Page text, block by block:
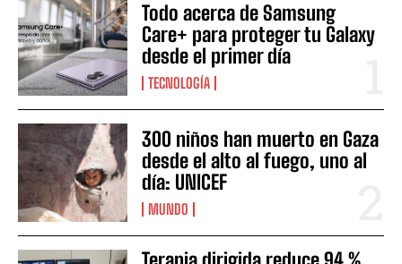
Todo acerca de Samsung
Care+ para proteger tu Galaxy
desde el primer día
TECNOLOGÍA
300 niños han muerto en Gaza
desde el alto al fuego, uno al
día: UNICEF
MUNDO